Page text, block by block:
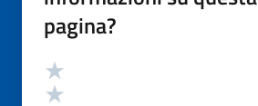
pagina?
Valutazione